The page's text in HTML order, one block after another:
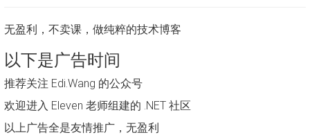
无盈利，不卖课，做纯粹的技术博客
以下是广告时间
推荐关注 Edi.Wang 的公众号
欢迎进入 Eleven 老师组建的 .NET 社区
以上广告全是友情推广，无盈利